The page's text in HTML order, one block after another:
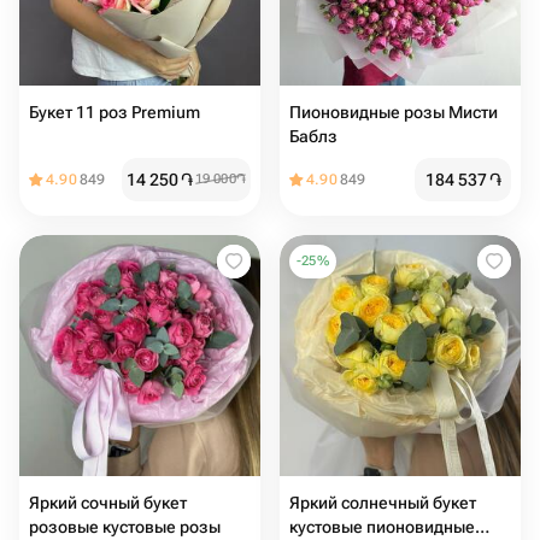
Букет 11 роз Premium
4.90849 14 250֏19 000֏
Пионовидные розы Мисти
Баблз
4.90849 184 537֏
Яркий сочный букет
розовые кустовые розы
-25%
Яркий солнечный букет
кустовые пионовидные